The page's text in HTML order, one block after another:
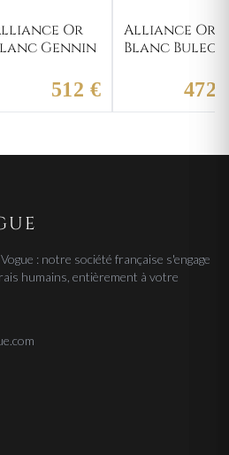
Or
Gennin
512 €
Alliance Or
Blanc Buleon
472
: notre société française s'engage
humains, entièrement à votre